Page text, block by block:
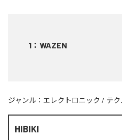
1 ： WAZEN
ジャンル： エレクトロニック / テク
HIBIKI